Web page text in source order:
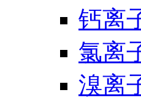
钙离
氯离
溴离